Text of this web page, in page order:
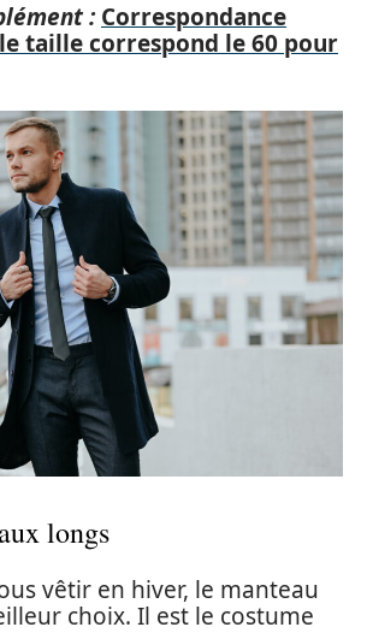
: Correspondance
taille correspond le 60 pour
longs
vêtir en hiver, le manteau
choix. Il est le costume